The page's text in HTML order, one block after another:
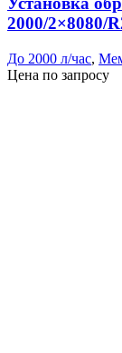
2000/2×8080/
До 2000 л/час,
Цена по запросу